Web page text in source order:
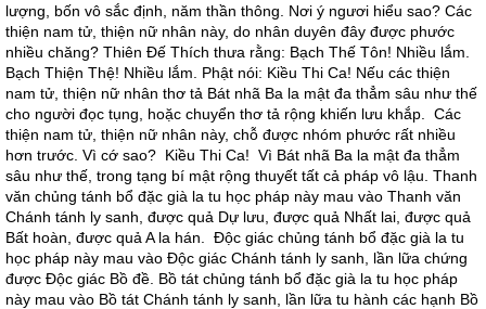
lượng, bốn vô sắc định, năm thần thông. Nơi ý ngươi hiểu sao? Các
thiện nam tử, thiện nữ nhân này, do nhân duyên đây được phước
nhiều chăng? Thiên Đế Thích thưa rằng: Bạch Thế Tôn! Nhiều lắm.
Bạch Thiện Thệ! Nhiều lắm. Phật nói: Kiều Thi Ca! Nếu các thiện
nam tử, thiện nữ nhân thơ tả Bát nhã Ba la mật đa thẳm sâu như thế
cho người đọc tụng, hoặc chuyển thơ tả rộng khiến lưu khắp. Các
thiện nam tử, thiện nữ nhân này, chỗ được nhóm phước rất nhiều
hơn trước. Vì cớ sao? Kiều Thi Ca! Vì Bát nhã Ba la mật đa thẳm
sâu như thế, trong tạng bí mật rộng thuyết tất cả pháp vô lậu. Thanh
văn chủng tánh bổ đặc già la tu học pháp này mau vào Thanh văn
Chánh tánh ly sanh, được quả Dự lưu, được quả Nhất lai, được quả
Bất hoàn, được quả A la hán. Độc giác chủng tánh bổ đặc già la tu
học pháp này mau vào Độc giác Chánh tánh ly sanh, lần lữa chứng
được Độc giác Bồ đề. Bồ tát chủng tánh bổ đặc già la tu học pháp
này mau vào Bồ tát Chánh tánh ly sanh, lần lữa tu hành các hạnh Bồ